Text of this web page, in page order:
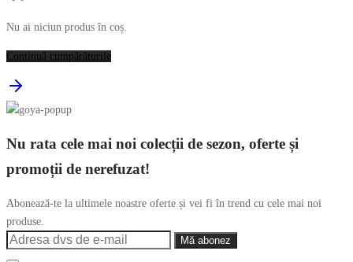
Nu ai niciun produs în coș.
Continuă cumpărăturile
Nu rata cele mai noi colecții de sezon, oferte și
promoții de nerefuzat!
Abonează-te la ultimele noastre oferte și vei fi în trend cu cele mai noi
produse.